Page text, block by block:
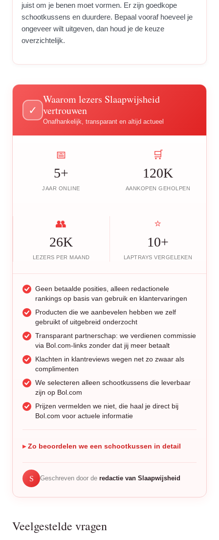
juist om je benen moet vormen. Er zijn goedkope
schootkussens en duurdere. Bepaal vooraf hoeveel je
ongeveer wilt uitgeven, dan houd je de keuze
overzichtelijk.
✓
Waarom lezers Slaapwijsheid
vertrouwen
Onafhankelijk, transparant en altijd actueel
📅
5+
JAAR ONLINE
🛒
120K
AANKOPEN GEHOLPEN
👥
26K
LEZERS PER MAAND
⭐
10+
LAPTRAYS VERGELEKEN
Geen betaalde posities, alleen redactionele
rankings op basis van gebruik en klantervaringen
Producten die we aanbevelen hebben we zelf
gebruikt of uitgebreid onderzocht
Transparant partnerschap: we verdienen commissie
via Bol.com-links zonder dat jij meer betaalt
Klachten in klantreviews wegen net zo zwaar als
complimenten
We selecteren alleen schootkussens die leverbaar
zijn op Bol.com
Prijzen vermelden we niet, die haal je direct bij
Bol.com voor actuele informatie
Zo beoordelen we een schootkussen in detail
S Geschreven door deredactie van Slaapwijsheid
Veelgestelde vragen